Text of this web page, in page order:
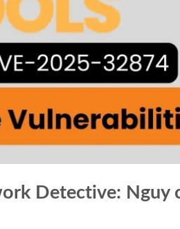
Detective: Nguy